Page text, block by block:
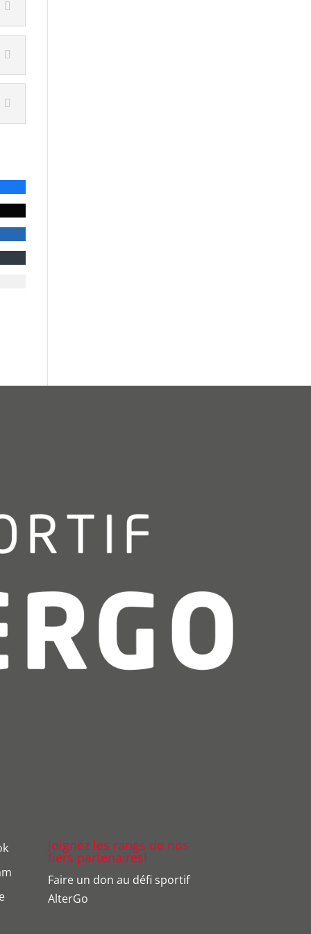
Joignez les rangs de nos
fiers partenaires!
Faire un don au défi sportif
AlterGo